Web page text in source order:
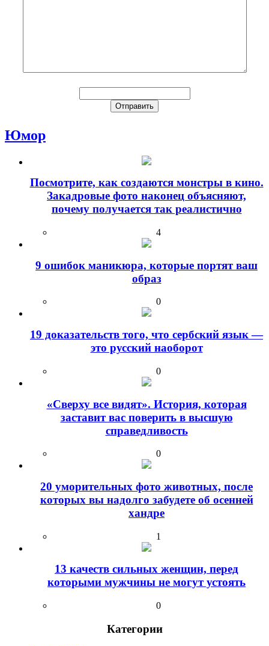
Юмор
Посмотрите, как создаются монстры в кино.
Закадровые фото наконец объясняют,
почему получается так реалистично
4
9 ошибок маникюра, которые портят ваш
образ
0
19 доказательств того, что сербский язык —
это русский наоборот
0
«Сверху все видят». История, которая
заставит вас поверить в высшую
справедливость
0
20 уморительных фото животных, после
которых вы надолго забудете об осенней
хандре
1
13 качеств сильных женщин, перед
которыми мужчины не могут устоять
0
Категории